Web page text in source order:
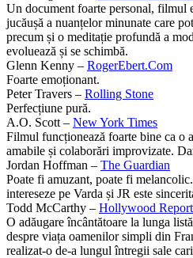
Un document foarte personal, filmul
jucăușă a nuanțelor minunate care
precum și o meditație profundă a
evoluează și se schimbă.
Glenn Kenny – RogerEbert.Com
Foarte emoționant.
Peter Travers – Rolling Stone
Perfecțiune pură.
A.O. Scott – New York Times
Filmul funcționează foarte bine ca o
amabile și colaborări improvizate.
Jordan Hoffman – The Guardian
Poate fi amuzant, poate fi
intereseze pe Varda și JR este
Todd McCarthy – Hollywood
O adăugare încântătoare la lunga
despre viața oamenilor simpli din
realizat-o de-a lungul întregii sale